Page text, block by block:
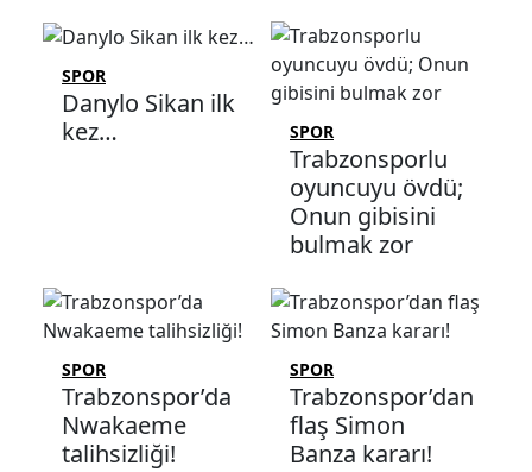
SPOR
Danylo Sikan ilk
kez…
SPOR
Trabzonsporlu
oyuncuyu övdü;
Onun gibisini
bulmak zor
SPOR
Trabzonspor’da
Nwakaeme
talihsizliği!
SPOR
Trabzonspor’dan
flaş Simon
Banza kararı!